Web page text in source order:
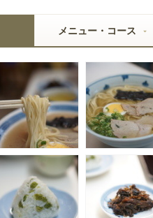
メニュー・コース